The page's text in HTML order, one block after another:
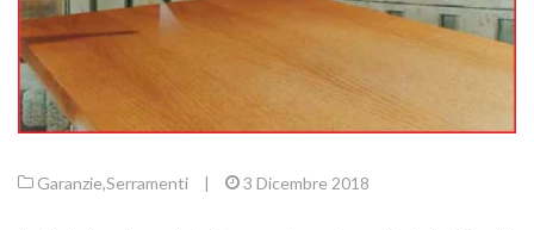
Garanzie,Serramenti | 3 Dicembre 2018